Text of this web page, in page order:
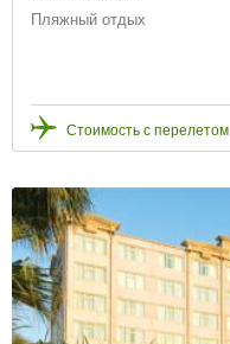
Пляжный отдых
Стоимость с перелетом